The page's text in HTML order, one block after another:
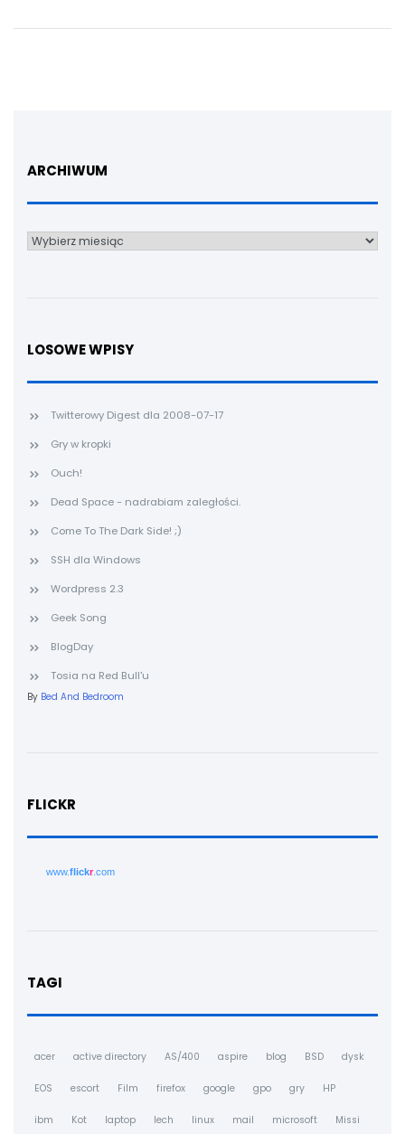
ARCHIWUM
Archiwum
LOSOWE WPISY
Twitterowy Digest dla 2008-07-17
Gry w kropki
Ouch!
Dead Space - nadrabiam zaległości.
Come To The Dark Side! ;)
SSH dla Windows
Wordpress 2.3
Geek Song
BlogDay
Tosia na Red Bull'u
By Bed And Bedroom
FLICKR
www.flickr.com
TAGI
acer active directory AS/400 aspire blog BSD dysk
EOS escort Film firefox google gpo gry HP
ibm Kot laptop lech linux mail microsoft Missi